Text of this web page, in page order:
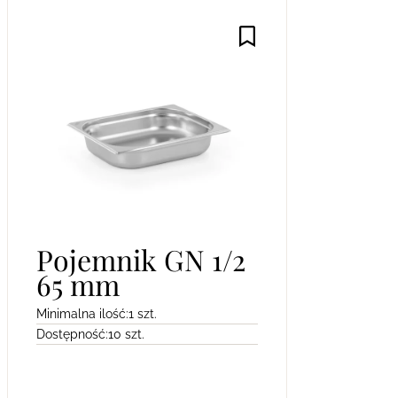
Pojemnik GN 1/2
65 mm
Minimalna ilość:1 szt.
Dostępność:10 szt.